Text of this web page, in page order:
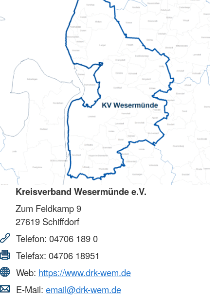
Kreisverband Wesermünde e.V.
Zum Feldkamp 9
27619 Schiffdorf
Telefon: 04706 189 0
Telefax: 04706 18951
Web: https://www.drk-wem.de
E-Mail: email@drk-wem.de